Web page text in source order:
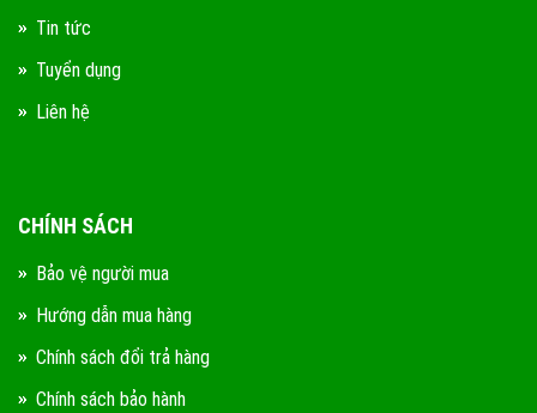
Tin tức
Tuyển dụng
Liên hệ
CHÍNH SÁCH
Bảo vệ người mua
Hướng dẫn mua hàng
Chính sách đổi trả hàng
Chính sách bảo hành